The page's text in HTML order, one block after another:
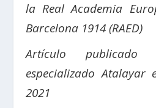
la Real Academia
Barcelona 1914 (RAED)
Artículo
especializado
2021